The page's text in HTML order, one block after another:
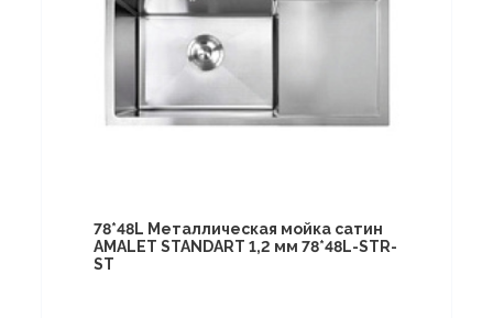
78*48L Металлическая мойка сатин
AMALET STANDART 1,2 мм 78*48L-STR-
ST